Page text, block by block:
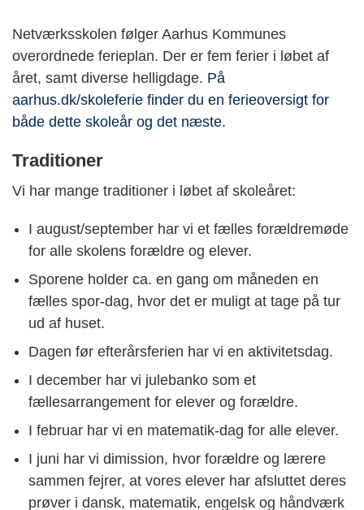
Netværksskolen følger Aarhus Kommunes
overordnede ferieplan. Der er fem ferier i løbet af
året, samt diverse helligdage. På
aarhus.dk/skoleferie finder du en ferieoversigt for
både dette skoleår og det næste.
Traditioner
Vi har mange traditioner i løbet af skoleåret:
I august/september har vi et fælles forældremøde
for alle skolens forældre og elever.
Sporene holder ca. en gang om måneden en
fælles spor-dag, hvor det er muligt at tage på tur
ud af huset.
Dagen før efterårsferien har vi en aktivitetsdag.
I december har vi julebanko som et
fællesarrangement for elever og forældre.
I februar har vi en matematik-dag for alle elever.
I juni har vi dimission, hvor forældre og lærere
sammen fejrer, at vores elever har afsluttet deres
prøver i dansk, matematik, engelsk og håndværk